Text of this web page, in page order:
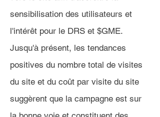
sensibilisation des utilisateurs et
l'intérêt pour le DRS et $GME.
Jusqu'à présent, les tendances
positives du nombre total de visites
du site et du coût par visite du site
suggèrent que la campagne est sur